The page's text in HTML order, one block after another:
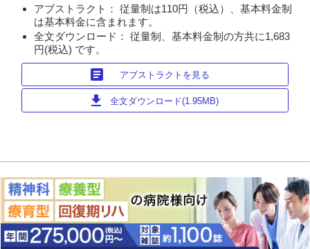
アブストラクト： 従量制は110円（税込）、基本料金制
は基本料金に含まれます。
全文ダウンロード： 従量制、基本料金制の方共に1,683
円(税込) です。
article アブストラクトを見る
download 全文ダウンロード(1.95MB)